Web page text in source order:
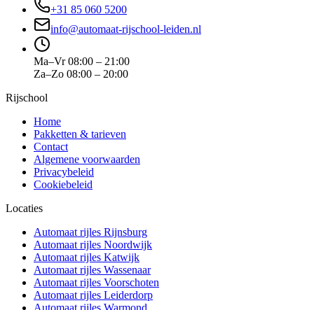
+31 85 060 5200
info@automaat-rijschool-leiden.nl
Ma–Vr08:00 – 21:00
Za–Zo 08:00 – 20:00
Rijschool
Home
Pakketten & tarieven
Contact
Algemene voorwaarden
Privacybeleid
Cookiebeleid
Locaties
Automaat rijles Rijnsburg
Automaat rijles Noordwijk
Automaat rijles Katwijk
Automaat rijles Wassenaar
Automaat rijles Voorschoten
Automaat rijles Leiderdorp